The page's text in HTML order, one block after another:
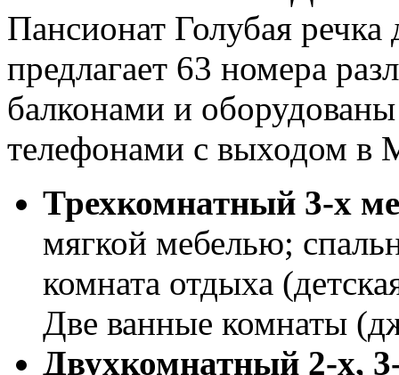
Пансионат Голубая
предлагает 63 номера
балконами и
телефонами с выходом в
Трехкомнатный 3-х
мягкой мебелью;
комната отдыха
Две ванные комнаты
Двухкомнатный 2-х,